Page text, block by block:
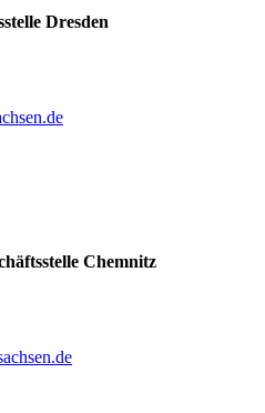
Dresden
Chemnitz